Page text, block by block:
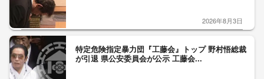
2026年8月3日
特定危険指定暴力団『工藤会』トップ 野村悟総裁
が引退 県公安委員会が公示 工藤会...